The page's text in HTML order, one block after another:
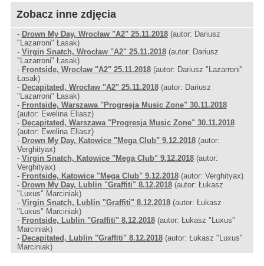
Zobacz inne zdjęcia
- Drown My Day, Wrocław "A2" 25.11.2018(autor: Dariusz
"Lazarroni" Łasak)
- Virgin Snatch, Wrocław "A2" 25.11.2018(autor: Dariusz
"Lazarroni" Łasak)
- Frontside, Wrocław "A2" 25.11.2018(autor: Dariusz "Lazarroni"
Łasak)
- Decapitated, Wrocław "A2" 25.11.2018(autor: Dariusz
"Lazarroni" Łasak)
- Frontside, Warszawa "Progresja Music Zone" 30.11.2018
(autor: Ewelina Eliasz)
- Decapitated, Warszawa "Progresja Music Zone" 30.11.2018
(autor: Ewelina Eliasz)
- Drown My Day, Katowice "Mega Club" 9.12.2018(autor:
Verghityax)
- Virgin Snatch, Katowice "Mega Club" 9.12.2018(autor:
Verghityax)
- Frontside, Katowice "Mega Club" 9.12.2018(autor: Verghityax)
- Drown My Day, Lublin "Graffiti" 8.12.2018(autor: Łukasz
"Luxus" Marciniak)
- Virgin Snatch, Lublin "Graffiti" 8.12.2018(autor: Łukasz
"Luxus" Marciniak)
- Frontside, Lublin "Graffiti" 8.12.2018(autor: Łukasz "Luxus"
Marciniak)
- Decapitated, Lublin "Graffiti" 8.12.2018(autor: Łukasz "Luxus"
Marciniak)